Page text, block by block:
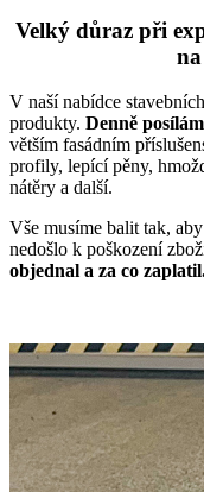
Velký důraz při
V naší nabídce
produkty. Denně
větším fasádním
profily, lepící pěny,
nátěry a další.
Vše musíme balit tak,
nedošlo k poškození
objednal a za co